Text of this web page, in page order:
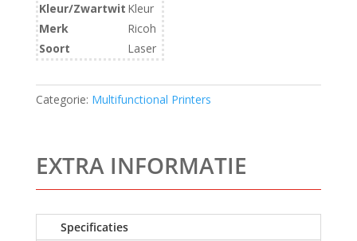
Kleur/Zwartwit Kleur
Merk
Ricoh
Soort
Laser
Categorie: Multifunctional Printers
EXTRA INFORMATIE
Specificaties